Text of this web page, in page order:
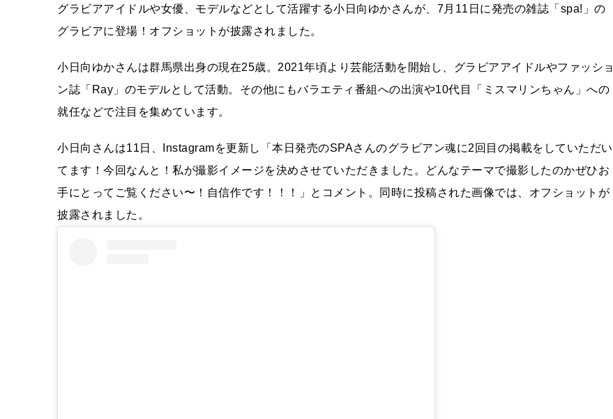
グラビアアイドルや女優、モデルなどとして活躍する小日向ゆかさんが、7月11日に発売の雑誌「spa!」の
グラビアに登場！オフショットが披露されました。
小日向ゆかさんは群馬県出身の現在25歳。2021年頃より芸能活動を開始し、グラビアアイドルやファッショ
ン誌「Ray」のモデルとして活動。その他にもバラエティ番組への出演や10代目「ミスマリンちゃん」への
就任などで注目を集めています。
小日向さんは11日、Instagramを更新し「本日発売のSPAさんのグラビアン魂に2回目の掲載をしていただい
てます！今回なんと！私が撮影イメージを決めさせていただきました。どんなテーマで撮影したのかぜひお
手にとってご覧ください〜！自信作です！！！」とコメント。同時に投稿された画像では、オフショットが
披露されました。